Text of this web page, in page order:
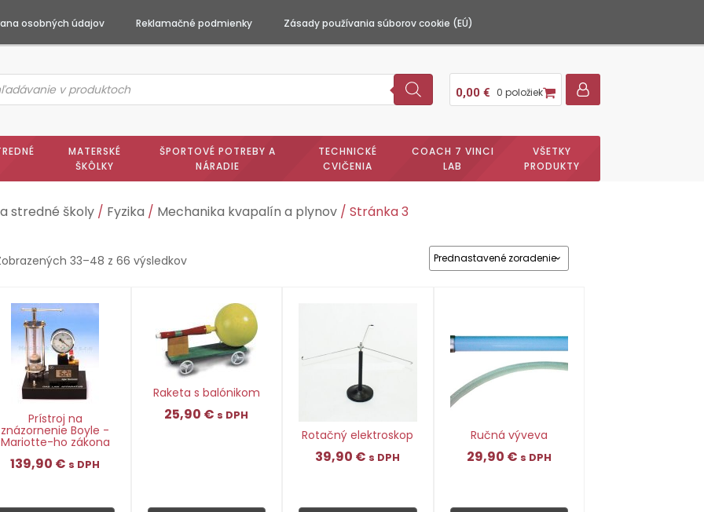
osobných údajov Reklamačné podmienky Zásady používania súborov cookie (EÚ)
0,00 € 0 položiek
MATERSKÉ
ŠKÔLKY
ŠPORTOVÉ POTREBY A
NÁRADIE
TECHNICKÉ
CVIČENIA
COACH 7 VINCI
LAB
VŠETKY
PRODUKTY
stredné školy / Fyzika / Mechanika kvapalín a plynov / Stránka 3
33–48 z 66 výsledkov
Prístroj na
znázornenie Boyle -
Mariotte-ho zákona
139,90 € s DPH
Raketa s balónikom
25,90 € s DPH
Rotačný elektroskop
39,90 € s DPH
Ručná výveva
29,90 € s DPH